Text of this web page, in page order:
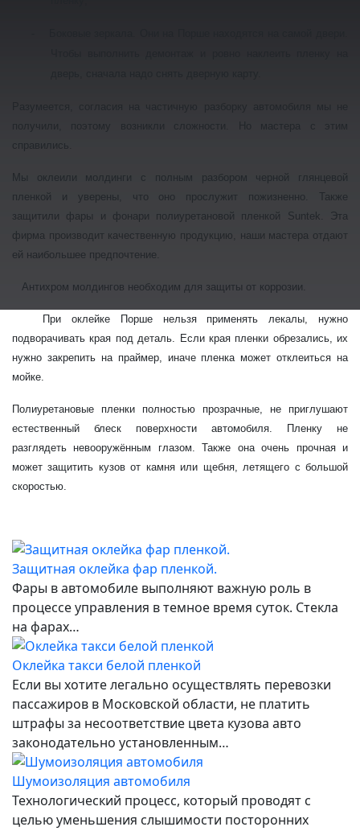
получили, поэтому возникли сложности. Но мастера с этим
справились.
Мы оклеили молдинги с полным разбором черной глянцевой
пленкой и уверены, что оно прослужит пожизненно. Также
защитили фары и фонари полиуретановой пленкой Suntek. Эта
фирма производит качественную продукцию, наши мастера отдают
ей наибольшее предпочтение.
Антихром молдингов необходим для защиты от коррозии.
При оклейке Порше нельзя применять лекалы, нужно
подворачивать края под деталь. Если края пленки обрезались, их
нужно закрепить на праймер, иначе пленка может отклеиться на
мойке.
Полиуретановые пленки полностью прозрачные, не приглушают
естественный блеск поверхности автомобиля. Пленку не
разглядеть невооружённым глазом. Также она очень прочная и
может защитить кузов от камня или щебня, летящего с большой
скоростью.
Защитная оклейка фар пленкой.
Фары в автомобиле выполняют важную роль в
процессе управления в темное время суток. Стекла
на фарах…
Оклейка такси белой пленкой
Если вы хотите легально осуществлять перевозки
пассажиров в Московской области, не платить
штрафы за несоответствие цвета кузова авто
законодательно установленным…
Шумоизоляция автомобиля
Технологический процесс, который проводят с
целью уменьшения слышимости посторонних